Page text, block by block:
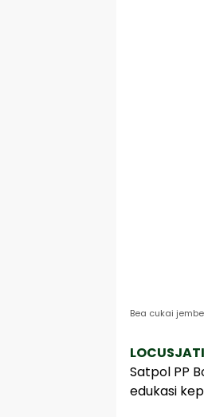
Bea cukai
Satpol PP
edukasi